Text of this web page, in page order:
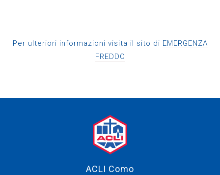
Per ulteriori informazioni visita il sito di EMERGENZA
FREDDO
ACLI Como